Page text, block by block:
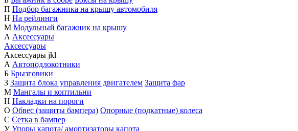
П Подбор багажника на крышу автомобиля
Н На рейлинги
М Модульный багажник на крышу
А Аксессуары
Аксессуары
Аксессуары jkl
А Автоподлокотники
Б Брызговики
З Защита блока управления двигателем Защита фар
М Мангалы и коптильни
Н Накладки на пороги
О Обвес (защиты бампера) Опорные (подкатные) колеса
С Сетка в бампер
У Упоры капота/ амортизаторы капота